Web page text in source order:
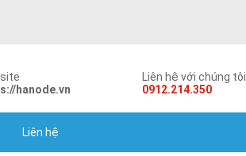
hanode.vn
Liên hệ với chúng tôi
0912.214.350
Liên hệ